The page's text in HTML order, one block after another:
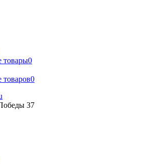
товары0
товаров0
37